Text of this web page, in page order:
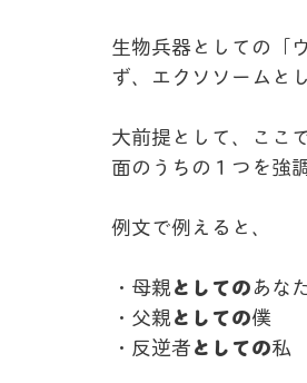
生物兵器としての「
ず、エクソソームと
大前提として、ここ
面のうちの１つを強
例文で例えると、
・母親 としての あな
・父親 としての僕
・反逆者 としての私